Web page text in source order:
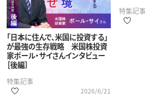
「日本に住んで、米国に投資する」
が最強の生存戦略 米国株投資
家ポール・サイさんインタビュー
［後編］
特集記事
2026/6/21